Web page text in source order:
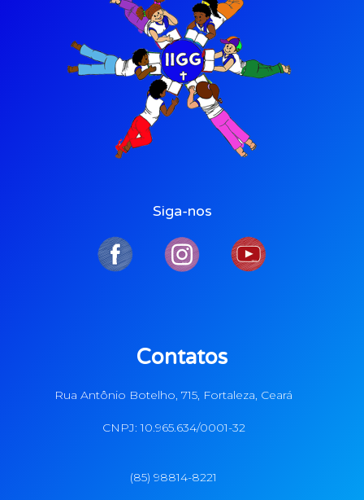
Siga-nos
Contatos
Rua Antônio Botelho, 715, Fortaleza, Ceará
CNPJ: 10.965.634/0001-32
(85) 98814-8221